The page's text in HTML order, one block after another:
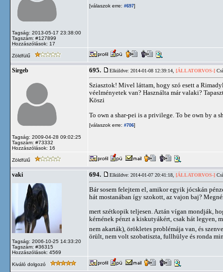
Tagság: 2013-05-17 23:38:00
Tagszám: #127899
Hozzászólások: 17
[válaszok erre: #697]
Zöldfülű
Sirgeb
Tagság: 2009-04-28 09:02:25
Tagszám: #73332
Hozzászólások: 16
695. Elküldve: 2014-01-08 12:39:14, [ÁLLATORVOS-]
Sziasztok! Mivel láttam, hogy szó esett a
véelményetek van? Használta már valaki?
Köszi
To own a shar-pei is a privilege. To be own by a
[válaszok erre: #706]
Zöldfülű
vaki
Tagság: 2006-10-25 14:33:20
Tagszám: #36315
Hozzászólások: 4569
694. Elküldve: 2014-01-07 20:41:18, [ÁLLATORVOS-]
Bár sosem felejtem el, amikor egyik jócskán
hát mostanában így szokott, az vajon baj?
mert szétkopik teljesen. Aztán vígan mondják,
kérnének pénzt a kiskutyákért, csak hát legyen,
nem akarták), örökletes problémája van, és
örült, nem volt szobatiszta, fullhülye és ronda
Kiváló dolgozó